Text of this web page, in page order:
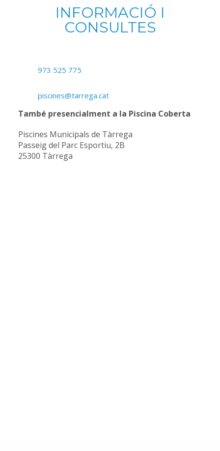
INFORMACIÓ I
CONSULTES
973 525 775
piscines@tarrega.cat
També presencialment a la Piscina Coberta
Piscines Municipals de Tàrrega
Passeig del Parc Esportiu, 2B
25300 Tàrrega